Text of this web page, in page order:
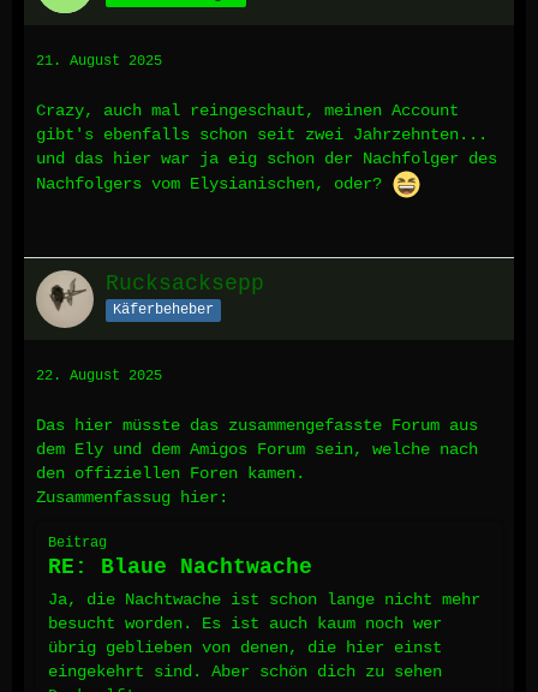
21. August 2025
Crazy, auch mal reingeschaut, meinen Account
gibt's ebenfalls schon seit zwei Jahrzehnten...
und das hier war ja eig schon der Nachfolger des
Nachfolgers vom Elysianischen, oder?
Rucksacksepp
Käferbeheber
22. August 2025
Das hier müsste das zusammengefasste Forum aus
dem Ely und dem Amigos Forum sein, welche nach
den offiziellen Foren kamen.
Zusammenfassug hier:
Beitrag
RE: Blaue Nachtwache
Ja, die Nachtwache ist schon lange nicht mehr
besucht worden. Es ist auch kaum noch wer
übrig geblieben von denen, die hier einst
eingekehrt sind. Aber schön dich zu sehen